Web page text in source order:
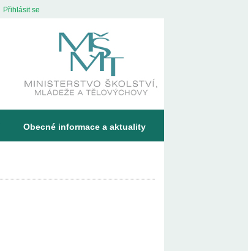
Přihlásit se
Obecné informace a aktuality